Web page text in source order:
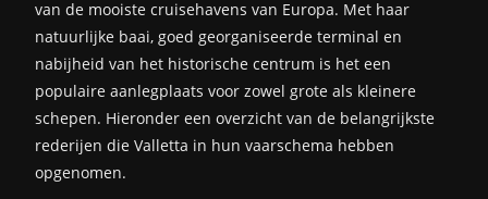
van de mooiste cruisehavens van Europa. Met haar
natuurlijke baai, goed georganiseerde terminal en
nabijheid van het historische centrum is het een
populaire aanlegplaats voor zowel grote als kleinere
schepen. Hieronder een overzicht van de belangrijkste
rederijen die Valletta in hun vaarschema hebben
opgenomen.